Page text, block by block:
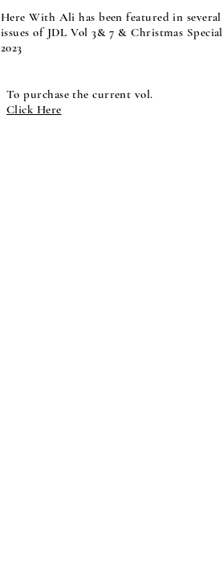
Here With Ali has been featured in several
issues of JDL Vol 3& 7 & Christmas Special
2023
To purchase the current vol.
Click Here